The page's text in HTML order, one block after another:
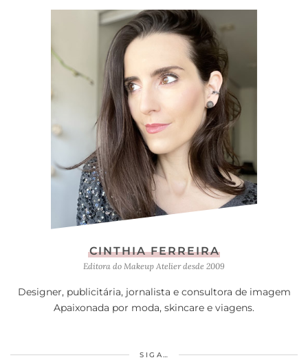
CINTHIA FERREIRA
Editora do Makeup Atelier desde 2009
Designer, publicitária, jornalista e consultora de imagem
Apaixonada por moda, skincare e viagens.
SIGA…